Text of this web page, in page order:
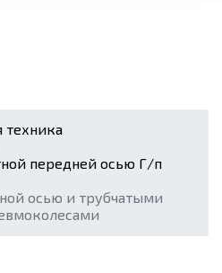
техника
передней осью Г/п
осью и трубчатыми